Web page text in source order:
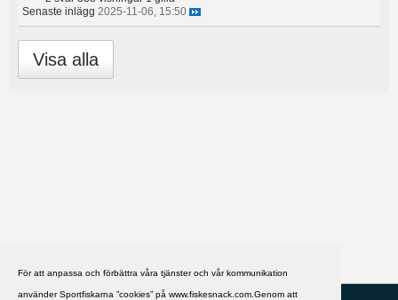
För att anpassa och förbättra våra tjänster och vår kommunikation
använder Sportfiskarna ”cookies” på www.fiskesnack.com.Genom att
Senaste inlägg 2025-11-06, 15:50
Visa alla